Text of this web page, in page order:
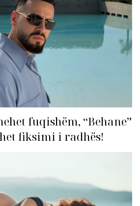
fuqishëm, “Behane”
fiksimi i radhës!